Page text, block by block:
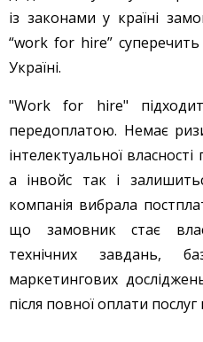
із законами у країні
“work for hire”
Україні.
"Work for hire"
передоплатою. Немає
інтелектуальної
а інвойс так і
компанія вибрала
що замовник стає
технічних завдань,
маркетингових
після повної оплати